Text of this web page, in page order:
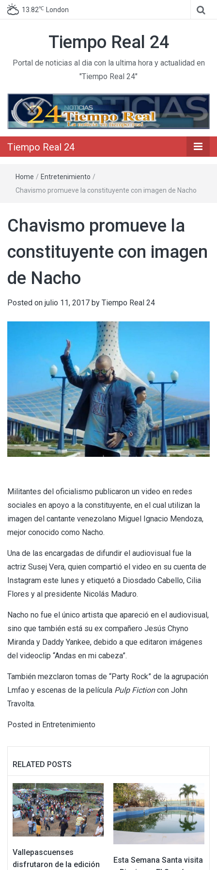
13.82℃ London
Tiempo Real 24
Portal de noticias al dia con la ultima hora y actualidad en
"Tiempo Real 24"
Tiempo Real 24
Home / Entretenimiento /
Chavismo promueve la constituyente con imagen de Nacho
Chavismo promueve la
constituyente con imagen
de Nacho
Posted on julio 11, 2017 by Tiempo Real 24
Militantes del oficialismo publicaron un video en redes
sociales en apoyo a la constituyente, en el cual utilizan la
imagen del cantante venezolano Miguel Ignacio Mendoza,
mejor conocido como Nacho.
Una de las encargadas de difundir el audiovisual fue la
actriz Susej Vera, quien compartió el video en su cuenta de
Instagram este lunes y etiquetó a Diosdado Cabello, Cilia
Flores y al presidente Nicolás Maduro.
Nacho no fue el único artista que apareció en el audiovisual,
sino que también está su ex compañero Jesús Chyno
Miranda y Daddy Yankee, debido a que editaron imágenes
del videoclip “Andas en mi cabeza”.
También mezclaron tomas de “Party Rock” de la agrupación
Lmfao y escenas de la película Pulp Fictioncon John
Travolta.
Posted in Entretenimiento
RELATED POSTS
Vallepascuenses
disfrutaron de la edición
Esta Semana Santa visita